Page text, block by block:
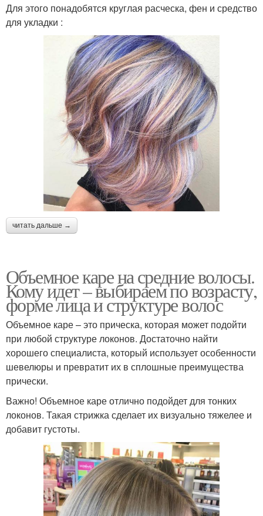
Для этого понадобятся круглая расческа, фен и средство
для укладки :
читать дальше →
Объемное каре на средние волосы.
Кому идет – выбираем по возрасту,
форме лица и структуре волос
Объемное каре – это прическа, которая может подойти
при любой структуре локонов. Достаточно найти
хорошего специалиста, который использует особенности
шевелюры и превратит их в сплошные преимущества
прически.
Важно! Объемное каре отлично подойдет для тонких
локонов. Такая стрижка сделает их визуально тяжелее и
добавит густоты.